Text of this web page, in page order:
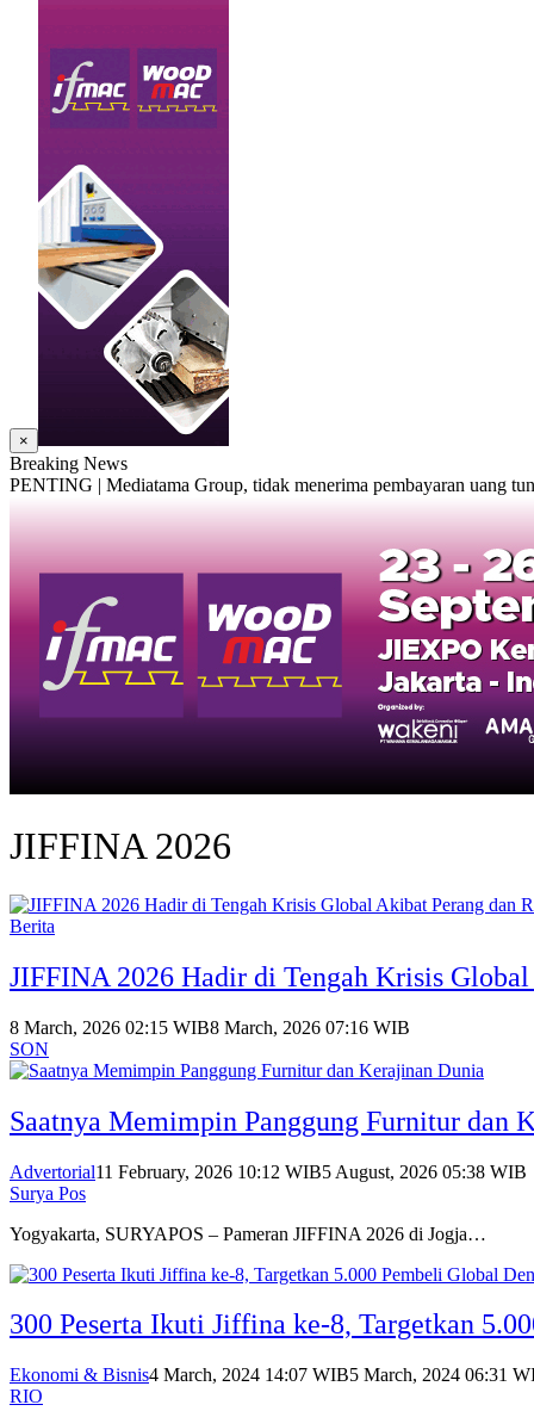
×
Breaking News
PENTING | Mediatama Group, tidak menerima pembayaran uang
JIFFINA 2026
Berita
JIFFINA 2026 Hadir di Tengah Krisis
8 March, 2026 02:15 WIB8 March, 2026 07:16 WIB
SON
Saatnya Memimpin Panggung Furnitur dan
Advertorial11 February, 2026 10:12 WIB5 August, 2026 05:38 WIB
Surya Pos
Yogyakarta, SURYAPOS – Pameran JIFFINA 2026 di Jogja…
300 Peserta Ikuti Jiffina ke-8, Targetkan
Ekonomi & Bisnis4 March, 2024 14:07 WIB5 March, 2024 06:31
RIO